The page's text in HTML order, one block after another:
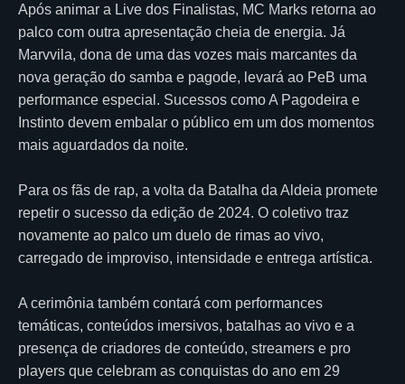
Após animar a Live dos Finalistas, MC Marks retorna ao
palco com outra apresentação cheia de energia. Já
Marvvila, dona de uma das vozes mais marcantes da
nova geração do samba e pagode, levará ao PeB uma
performance especial. Sucessos como A Pagodeira e
Instinto devem embalar o público em um dos momentos
mais aguardados da noite.
Para os fãs de rap, a volta da Batalha da Aldeia promete
repetir o sucesso da edição de 2024. O coletivo traz
novamente ao palco um duelo de rimas ao vivo,
carregado de improviso, intensidade e entrega artística.
A cerimônia também contará com performances
temáticas, conteúdos imersivos, batalhas ao vivo e a
presença de criadores de conteúdo, streamers e pro
players que celebram as conquistas do ano em 29